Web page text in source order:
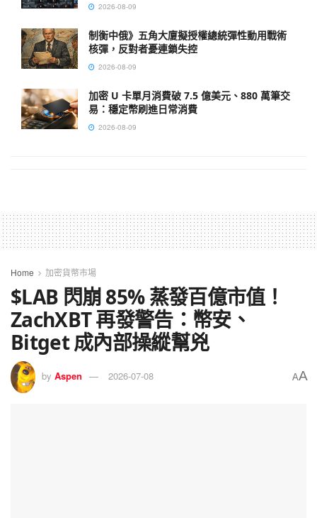
2026-08-09
制衡中俄》五角大廈擬授權總統彈性動用戰術
核彈，反對者憂連鎖失控
2026-08-09
加密 U 卡單月消費破 7.5 億美元、880 萬筆交
易：穩定幣刷進日常消費
2026-08-09
Home 加密貨幣市場
$LAB 閃崩 85% 蒸發百億市值！
ZachXBT 再發警告：幣安、
Bitget 成內部操縱幫兇
by Aspen 2026-07-08 AA